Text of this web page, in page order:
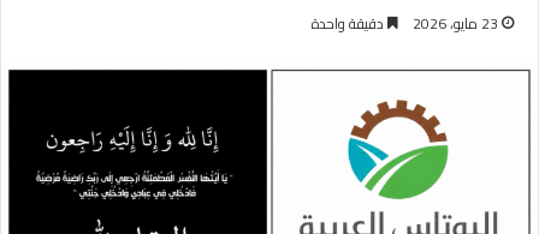
23 مايو، 2026 دقيقة واحدة